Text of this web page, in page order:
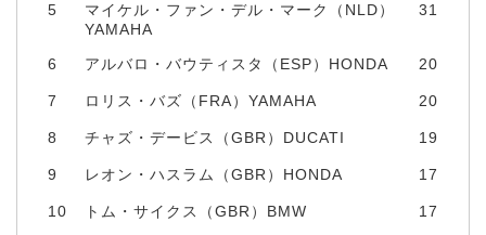
5
マイケル・ファン・デル・マーク（NLD）
YAMAHA
31
6 アルバロ・バウティスタ（ESP）HONDA 20
7 ロリス・バズ（FRA）YAMAHA 20
8 チャズ・デービス（GBR）DUCATI 19
9 レオン・ハスラム（GBR）HONDA 17
10 トム・サイクス（GBR）BMW 17